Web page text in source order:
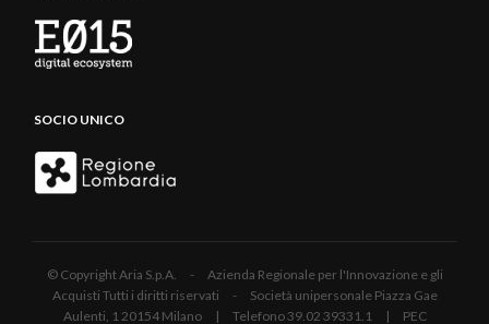
SOCIO UNICO
© Copyright Aria S.p.A. - Azienda Regionale per l'Innovazione e gli
Acquisti Tutti i diritti riservati - Società unipersonale Piazza Gae
Aulenti, 1 20154 Milano | Telefono 39.02 39331.1 | PEC